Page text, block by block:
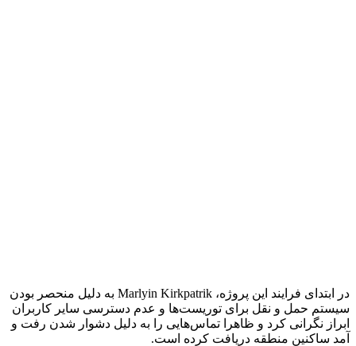
در ابتدای فرایند این پروژه، Marlyin Kirkpatrik به دلیل منحصر بودن
سیستم حمل و نقل برای توریست‌ها و عدم دسترسی سایر کاربران
ابراز نگرانی کرد و ظاهرا تماس‌هایی را به دلیل دشوار شدن رفت و
آمد ساکنین منطقه دریافت کرده است.